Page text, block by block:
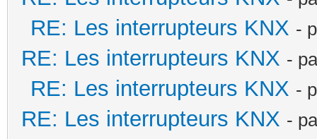
RE: Les interrupteurs KNX -
RE: Les interrupteurs KNX -
RE: Les interrupteurs KNX -
RE: Les interrupteurs KNX -